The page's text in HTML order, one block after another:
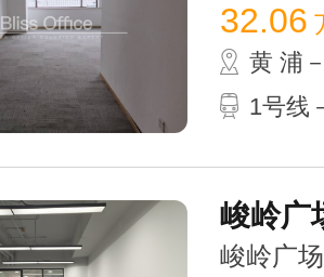
32.06
黄 浦
1号线
峻岭广
峻岭广